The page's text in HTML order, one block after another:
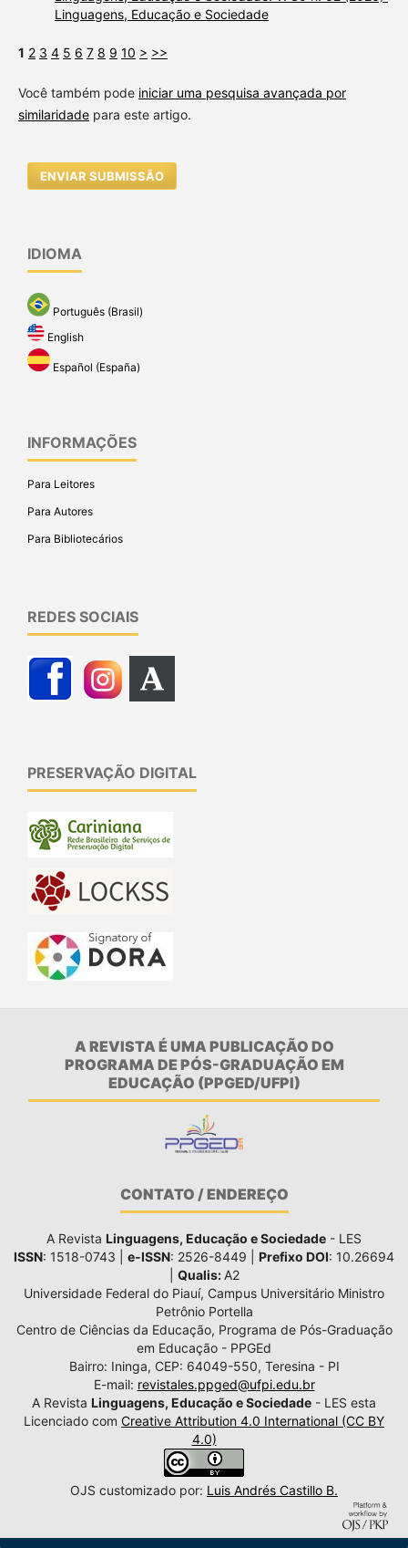
Linguagens, Educação e Sociedade
1 2 3 4 5 6 7 8 9 10 > >>
Você também pode iniciar uma pesquisa avançada por
similaridadepara este artigo.
ENVIAR SUBMISSÃO
IDIOMA
Português (Brasil)
English
Español (España)
INFORMAÇÕES
Para Leitores
Para Autores
Para Bibliotecários
REDES SOCIAIS
PRESERVAÇÃO DIGITAL
A REVISTA É UMA PUBLICAÇÃO DO
PROGRAMA DE PÓS-GRADUAÇÃO EM
EDUCAÇÃO (PPGED/UFPI)
CONTATO / ENDEREÇO
A Revista Linguagens, Educação e Sociedade - LES
ISSN: 1518-0743 | e-ISSN: 2526-8449 | Prefixo DOI: 10.26694
Qualis: A2
Universidade Federal do Piauí, Campus Universitário Ministro
Petrônio Portella
Centro de Ciências da Educação, Programa de Pós-Graduação
em Educação - PPGEd
Bairro: Ininga, CEP: 64049-550, Teresina - PI
E-mail: revistales.ppged@ufpi.edu.br
A Revista Linguagens, Educação e Sociedade - LES esta
Licenciado com Creative Attribution 4.0 International (CC BY
4.0)
OJS customizado por: Luis Andrés Castillo B.